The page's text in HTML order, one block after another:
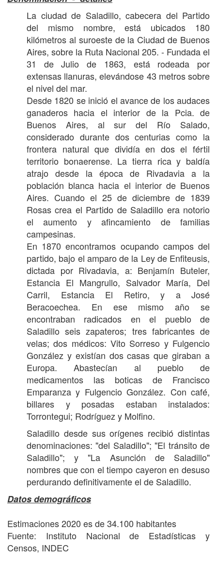
La ciudad de Saladillo, cabecera del Partido
del mismo nombre, está ubicados 180
kilómetros al suroeste de la Ciudad de Buenos
Aires, sobre la Ruta Nacional 205. - Fundada el
31 de Julio de 1863, está rodeada por
extensas llanuras, elevándose 43 metros sobre
el nivel del mar.
Desde 1820 se inició el avance de los audaces
ganaderos hacia el interior de la Pcia. de
Buenos Aires, al sur del Río Salado,
considerado durante dos centurias como la
frontera natural que dividía en dos el fértil
territorio bonaerense. La tierra rica y baldía
atrajo desde la época de Rivadavia a la
población blanca hacia el interior de Buenos
Aires. Cuando el 25 de diciembre de 1839
Rosas crea el Partido de Saladillo era notorio
el aumento y afincamiento de familias
campesinas.
En 1870 encontramos ocupando campos del
partido, bajo el amparo de la Ley de Enfiteusis,
dictada por Rivadavia, a: Benjamín Buteler,
Estancia El Mangrullo, Salvador María, Del
Carril, Estancia El Retiro, y a José
Beracoechea. En ese mismo año se
encontraban radicados en el pueblo de
Saladillo seis zapateros; tres fabricantes de
velas; dos médicos: Vito Sorreso y Fulgencio
González y existían dos casas que giraban a
Europa. Abastecían al pueblo de
medicamentos las boticas de Francisco
Emparanza y Fulgencio González. Con café,
billares y posadas estaban instalados:
Torrontegui; Rodríguez y Molfino.
Saladillo desde sus orígenes recibió distintas
denominaciones: "del Saladillo"; "El tránsito de
Saladillo"; y "La Asunción de Saladillo"
nombres que con el tiempo cayeron en desuso
perdurando definitivamente el de Saladillo.
Datos demográficos
Estimaciones 2020 es de 34.100 habitantes
Fuente: Instituto Nacional de Estadísticas y
Censos, INDEC